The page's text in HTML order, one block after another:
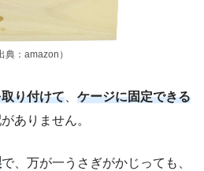
典：amazon）
り付けて
ケージに固定できる
ありません。
で、万が一うさぎがかじっても、